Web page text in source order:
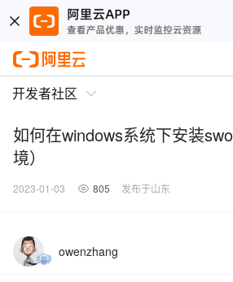
开发者社区
如何在windows系统下安装
境）
2023-01-03 805 发布于山东
owenzhang